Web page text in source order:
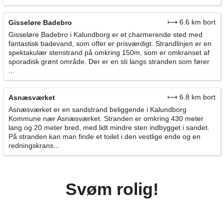
Gisseløre Badebro
⟼ 6.6 km bort
Gisseløre Badebro i Kalundborg er et charmerende sted med
fantastisk badevand, som offer er prisværdigt. Strandlinjen er en
spektakulær stenstrand på omkring 150m, som er omkranset af
sporadisk grønt område. Der er en sti langs stranden som fører
Asnæsværket
⟼ 6.8 km bort
Asnæsværket er en sandstrand beliggende i Kalundborg
Kommune nær Asnæsværket. Stranden er omkring 430 meter
lang og 20 meter bred, med lidt mindre sten indbygget i sandet.
På stranden kan man finde et toilet i den vestlige ende og en
redningskrans...
Svøm rolig!